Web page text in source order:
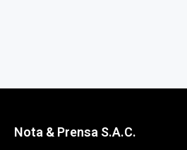
Nota & Prensa S.A.C.